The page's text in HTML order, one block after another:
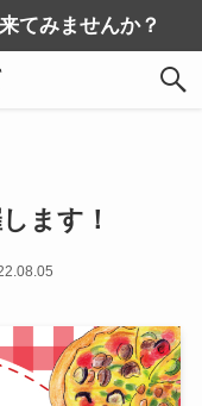
てみませんか？
ます！